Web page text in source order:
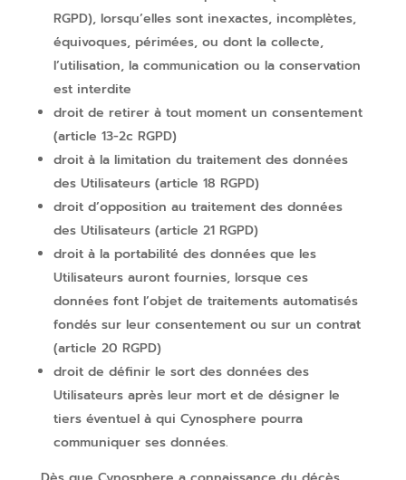
RGPD), lorsqu’elles sont inexactes, incomplètes,
équivoques, périmées, ou dont la collecte,
l’utilisation, la communication ou la conservation
est interdite
droit de retirer à tout moment un consentement
(article 13-2c RGPD)
droit à la limitation du traitement des données
des Utilisateurs (article 18 RGPD)
droit d’opposition au traitement des données
des Utilisateurs (article 21 RGPD)
droit à la portabilité des données que les
Utilisateurs auront fournies, lorsque ces
données font l’objet de traitements automatisés
fondés sur leur consentement ou sur un contrat
(article 20 RGPD)
droit de définir le sort des données des
Utilisateurs après leur mort et de désigner le
tiers éventuel à qui Cynosphere pourra
communiquer ses données.